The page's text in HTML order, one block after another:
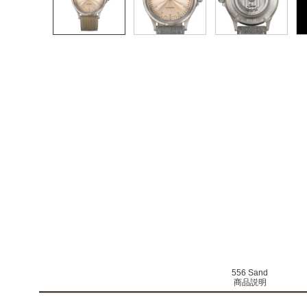
556 Sand
商品説明